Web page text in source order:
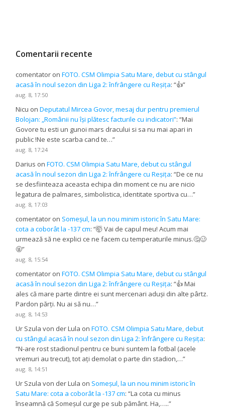
Comentarii recente
comentator onFOTO. CSM Olimpia Satu Mare, debut cu stângul
acasă în noul sezon din Liga 2: înfrângere cu Reșița: “👍”
aug. 8, 17:50
Nicu onDeputatul Mircea Govor, mesaj dur pentru premierul
Bolojan: „Românii nu își plătesc facturile cu indicatori”: “Mai
Govore tu esti un gunoi mars dracului si sa nu mai apari in
public !Ne este scarba cand te…”
aug. 8, 17:24
Darius onFOTO. CSM Olimpia Satu Mare, debut cu stângul
acasă în noul sezon din Liga 2: înfrângere cu Reșița: “De ce nu
se desfiinteaza aceasta echipa din moment ce nu are nicio
legatura de palmares, simbolistica, identitate sportiva cu…”
aug. 8, 17:03
comentator on Someșul, la un nou minim istoric în Satu Mare:
cota a coborât la -137 cm: “🤯 Vai de capul meu! Acum mai
urmează să ne explici ce ne facem cu temperaturile minus.🤔🥴
🤬”
aug. 8, 15:54
comentator onFOTO. CSM Olimpia Satu Mare, debut cu stângul
acasă în noul sezon din Liga 2: înfrângere cu Reșița: “👍 Mai
ales că mare parte dintre ei sunt mercenari aduși din alte pârtz.
Pardon părți. Nu ai să nu…”
aug. 8, 14:53
Ur Szula von der Lula onFOTO. CSM Olimpia Satu Mare, debut
cu stângul acasă în noul sezon din Liga 2: înfrângere cu Reșița:
“N-are rost stadionul pentru ce buni suntem la fotbal (acele
vremuri au trecut), tot ați demolat o parte din stadion,…”
aug. 8, 14:51
Ur Szula von der Lula on Someșul, la un nou minim istoric în
Satu Mare: cota a coborât la -137 cm: “La cota cu minus
înseamnă că Someșul curge pe sub pământ. Ha,…..”